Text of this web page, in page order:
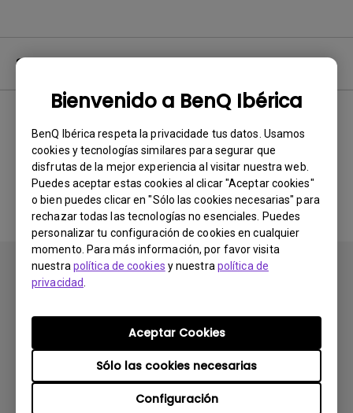
Bienvenido a BenQ Ibérica
BenQ Ibérica respeta la privacidade tus datos. Usamos
cookies y tecnologías similares para segurar que
disfrutas de la mejor experiencia al visitar nuestra web.
Puedes aceptar estas cookies al clicar "Aceptar cookies"
o bien puedes clicar en "Sólo las cookies necesarias" para
rechazar todas las tecnologías no esenciales. Puedes
personalizar tu configuración de cookies en cualquier
momento. Para más información, por favor visita
nuestra política de cookies y nuestra política de
privacidad
Configuración
Sólo las cookies necesarias
Aceptar Cookies
Software & Driver
No hay software ni drivers
relacionados